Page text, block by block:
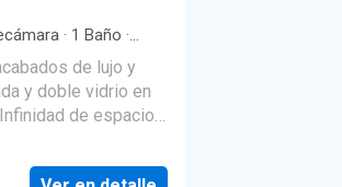
· 1 Baño ·
Cocina integral·
·Gimnasio ·Jacuzzi
· Seguridad·
de lujo y
Además